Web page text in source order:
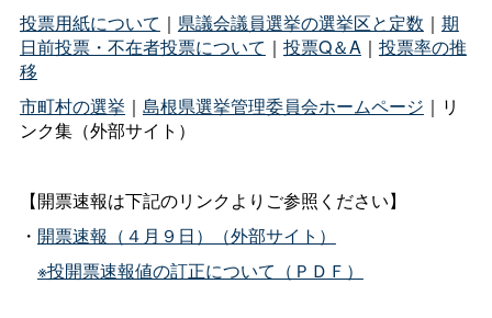
投票用紙について ｜ 県議会議員選挙の選挙区と定数 ｜ 期
日前投票・不在者投票について ｜ 投票Q＆A｜ 投票率の推
移
市町村の選挙 ｜ 島根県選挙管理委員会ホームページ ｜リ
ンク集（外部サイト）
【開票速報は下記のリンクよりご参照ください】
・ 開票速報（４月９日）（外部サイト）
※投開票速報値の訂正について（ＰＤＦ）